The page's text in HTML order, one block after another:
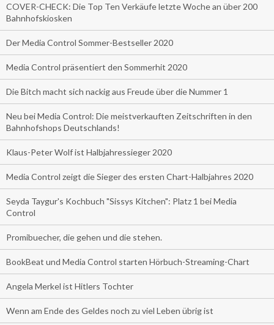
COVER-CHECK: Die Top Ten Verkäufe letzte Woche an über 200
Bahnhofskiosken
Der Media Control Sommer-Bestseller 2020
Media Control präsentiert den Sommerhit 2020
Die Bitch macht sich nackig aus Freude über die Nummer 1
Neu bei Media Control: Die meistverkauften Zeitschriften in den
Bahnhofshops Deutschlands!
Klaus-Peter Wolf ist Halbjahressieger 2020
Media Control zeigt die Sieger des ersten Chart-Halbjahres 2020
Seyda Taygur's Kochbuch "Sissys Kitchen": Platz 1 bei Media
Control
Promibuecher, die gehen und die stehen.
BookBeat und Media Control starten Hörbuch-Streaming-Chart
Angela Merkel ist Hitlers Tochter
Wenn am Ende des Geldes noch zu viel Leben übrig ist